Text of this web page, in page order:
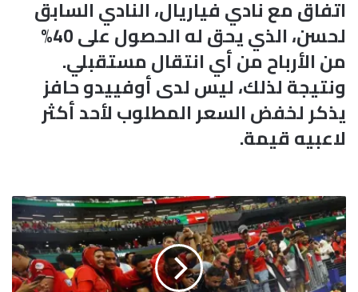
اتفاق مع نادي فياريال، النادي السابق
لحسن، الذي يحق له الحصول على 40%
من الأرباح من أي انتقال مستقبلي.
ونتيجة لذلك، ليس لدى أوفييدو حافز
يذكر لخفض السعر المطلوب لأحد أكثر
لاعبيه قيمة.
م
ص
ر
ت
ك
ا